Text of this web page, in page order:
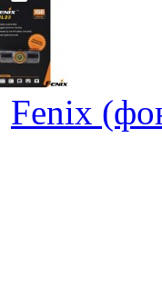
Fenix